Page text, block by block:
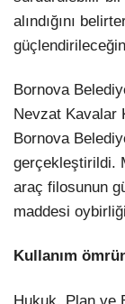
alındığını
Bornova
Nevzat Kavalar
Bornova
gerçekleştirildi.
araç filosunun
maddesi
Kullanım
Hukuk, Plan ve